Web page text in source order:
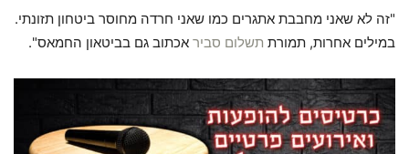
"זה לא שאני מחבבת אתגרים כמו שאני חרדה מחוסר ביטחון תזונתי.
במילים אחרות, תמורת תשלום סביר אכתוב גם בביטאון החמאס".